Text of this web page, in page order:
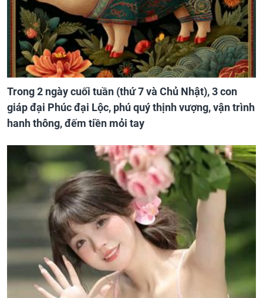
Trong 2 ngày cuối tuần (thứ 7 và Chủ Nhật), 3 con
giáp đại Phúc đại Lộc, phú quý thịnh vượng, vận trình
hanh thông, đếm tiền mỏi tay